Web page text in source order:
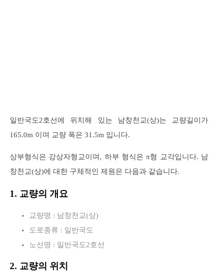
일반국도2호선에 위치해 있는 남창천교(상)는 교량길이가
165.0m 이며 교량 폭은 31.5m 입니다.
상부형식은 강상자형교이며, 하부 형식은 π형 교각입니다. 남
창천교(상)에 대한 구체적인 제원은 다음과 같습니다.
1. 교량의 개요
교량명 : 남창천교(상)
도로종류 : 일반국도
노선명 : 일반국도2호선
2. 교량의 위치